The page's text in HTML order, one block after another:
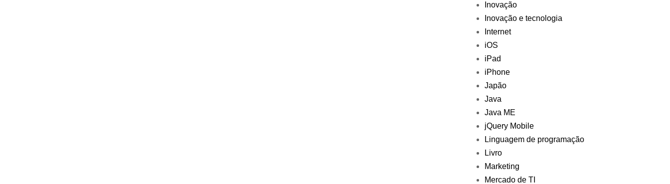
Inovação
Inovação e tecnologia
Internet
iOS
iPad
iPhone
Japão
Java
Java ME
jQuery Mobile
Linguagem de programação
Livro
Marketing
Mercado de TI